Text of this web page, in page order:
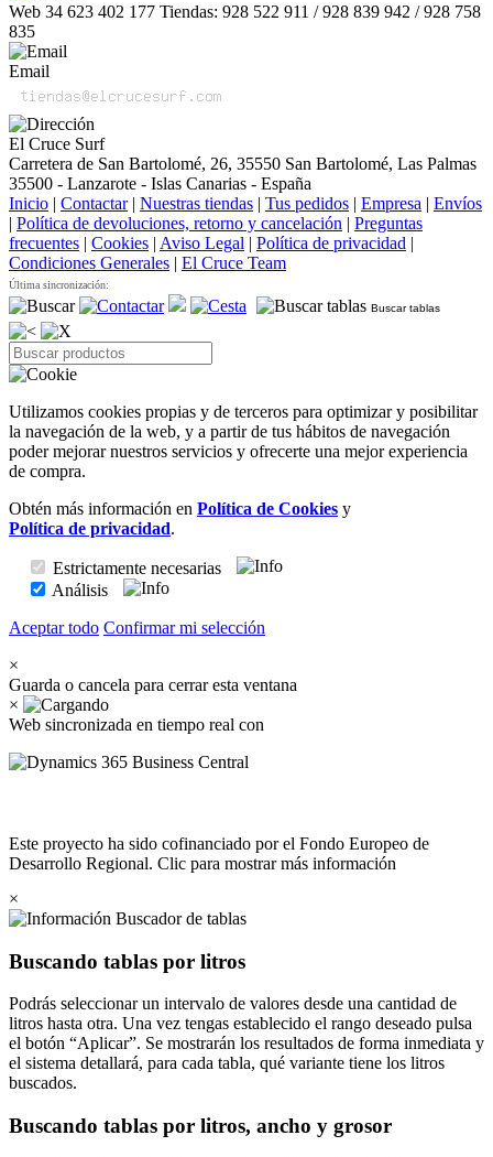
Web 34 623 402 177 Tiendas: 928 522 911 / 928 839 942 / 928 758
835
Email
El Cruce Surf
Carretera de San Bartolomé, 26, 35550 San Bartolomé, Las Palmas
35500 - Lanzarote - Islas Canarias - España
Inicio | Contactar | Nuestras tiendas | Tus pedidos | Empresa | Envíos
| Política de devoluciones, retorno y cancelación | Preguntas
frecuentes | Cookies | Aviso Legal | Política de privacidad |
Condiciones Generales | El Cruce Team
Última sincronización:
Buscar tablas
Utilizamos cookies propias y de terceros para optimizar y posibilitar
la navegación de la web, y a partir de tus hábitos de navegación
poder mejorar nuestros servicios y ofrecerte una mejor experiencia
de compra.
Obtén más información en Política de Cookies y
Política de privacidad.
Estrictamente necesarias
Análisis
Aceptar todo Confirmar mi selección
×
Guarda o cancela para cerrar esta ventana
×
Web sincronizada en tiempo real con
Este proyecto ha sido cofinanciado por el Fondo Europeo de
Desarrollo Regional. Clic para mostrar más información
×
Buscador de tablas
Buscando tablas por litros
Podrás seleccionar un intervalo de valores desde una cantidad de
litros hasta otra. Una vez tengas establecido el rango deseado pulsa
el botón
Aplicar . Se mostrarán los resultados de forma inmediata y
el sistema detallará, para cada tabla, qué variante tiene los litros
buscados.
Buscando tablas por litros, ancho y grosor